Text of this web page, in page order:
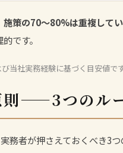
施策の70〜80%は重複して
です。
当社実務経験に基づく目安値です
則——3つのル
務者が押さえておくべき3つ